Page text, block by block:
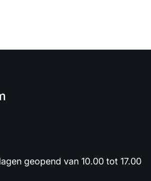
geopend van 10.00 tot 17.00